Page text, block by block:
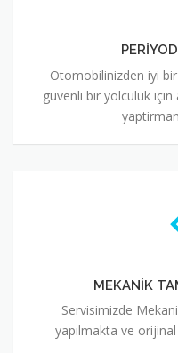
Otomobilinizden iyi
guvenli bir yolculuk
MEKANİK
Servisimizde
yapılmakta ve